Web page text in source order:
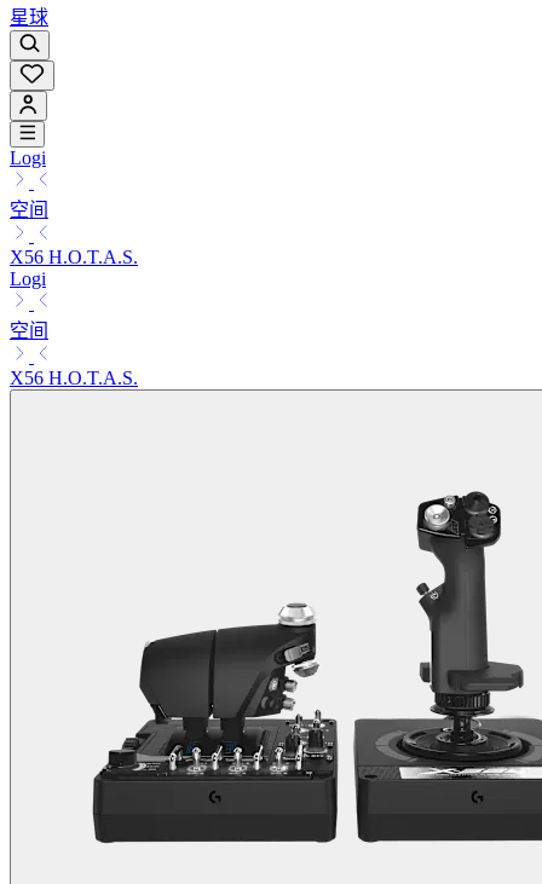
星球
Logi
空间
X56 H.O.T.A.S.
Logi
空间
X56 H.O.T.A.S.